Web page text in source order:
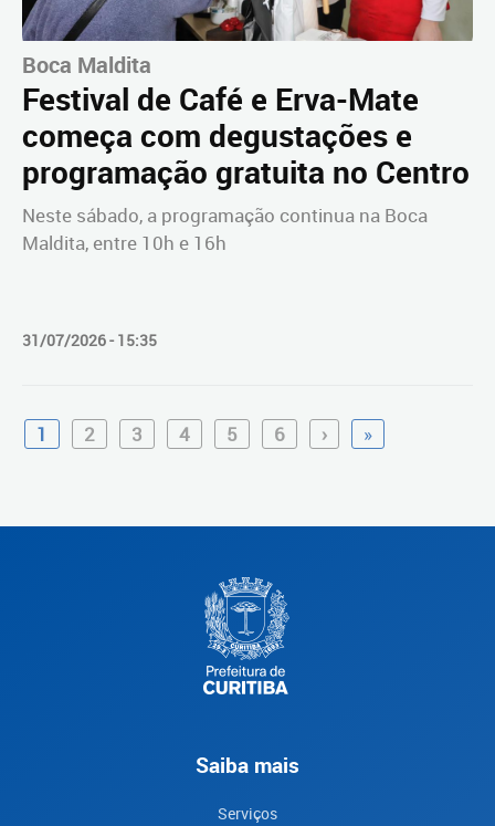
Boca Maldita
Festival de Café e Erva-Mate
começa com degustações e
programação gratuita no Centro
Neste sábado, a programação continua na Boca
Maldita, entre 10h e 16h
31/07/2026 - 15:35
1 2 3 4 5 6 › »
Saiba mais
Serviços